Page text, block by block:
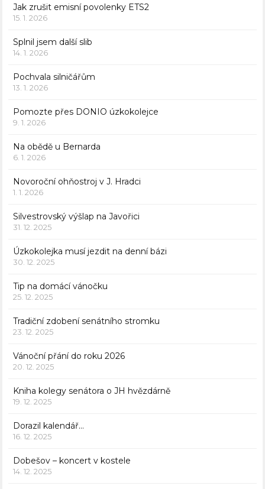
Jak zrušit emisní povolenky ETS2
15. 1. 2026
Splnil jsem další slib
14. 1. 2026
Pochvala silničářům
13. 1. 2026
Pomozte přes DONIO úzkokolejce
9. 1. 2026
Na obědě u Bernarda
6. 1. 2026
Novoroční ohňostroj v J. Hradci
1. 1. 2026
Silvestrovský výšlap na Javořici
31. 12. 2025
Úzkokolejka musí jezdit na denní bázi
30. 12. 2025
Tip na domácí vánočku
25. 12. 2025
Tradiční zdobení senátního stromku
23. 12. 2025
Vánoční přání do roku 2026
20. 12. 2025
Kniha kolegy senátora o JH hvězdárně
19. 12. 2025
Dorazil kalendář…
16. 12. 2025
Dobešov – koncert v kostele
14. 12. 2025